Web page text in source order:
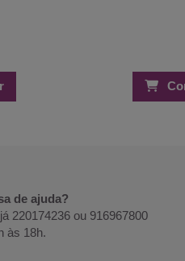
de ajuda?
220174236 ou 916967800
às 18h.